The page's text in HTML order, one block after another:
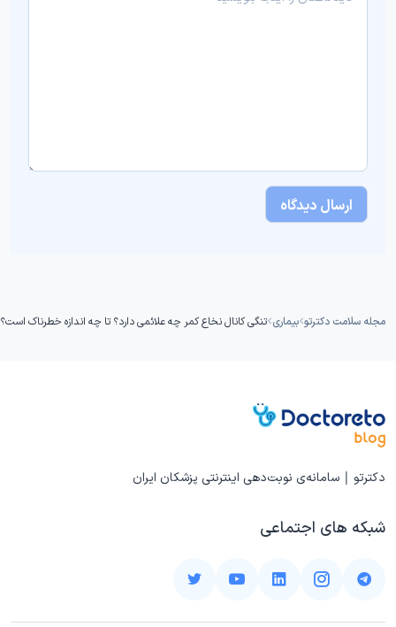
مجله سلامت دکترتو بیماری تنگی کانال نخاع کمر چه علائمی دارد؟ تا چه اندازه خطرناک است؟
دکترتو | سامانه‌ی نوبت‌دهی اینترنتی پزشکان ایران
شبکه های اجتماعی